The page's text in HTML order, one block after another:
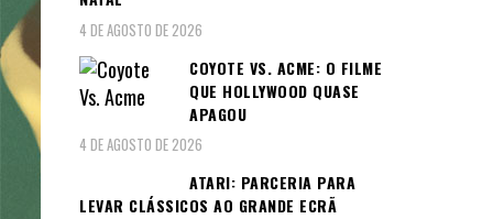
4 DE AGOSTO DE 2026
COYOTE VS. ACME: O FILME
QUE HOLLYWOOD QUASE
APAGOU
4 DE AGOSTO DE 2026
ATARI: PARCERIA PARA
LEVAR CLÁSSICOS AO GRANDE ECRÃ